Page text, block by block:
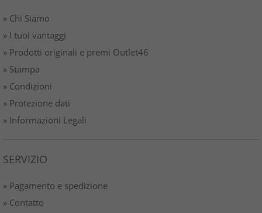
» Chi Siamo
» I tuoi vantaggi
» Prodotti originali e premi Outlet46
» Stampa
» Condizioni
» Protezione dati
» Informazioni Legali
SERVIZIO
» Pagamento e spedizione
» Contatto